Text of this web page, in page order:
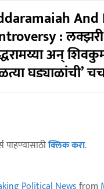
:
अन्
घड्याळांची’
पाहण्यासाठीक्लिक करा.